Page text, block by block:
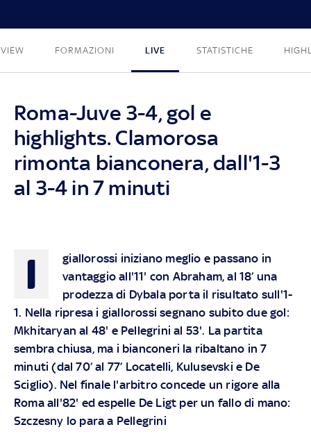
FORMAZIONI LIVE STATISTICHE
Roma-Juve 3-4, gol e
highlights. Clamorosa
rimonta bianconera, dall'1-3
al 3-4 in 7 minuti
I
giallorossi iniziano meglio e passano in
vantaggio all'11' con Abraham, al 18’ una
prodezza di Dybala porta il risultato sull'1-
1. Nella ripresa i giallorossi segnano subito due gol:
Mkhitaryan al 48' e Pellegrini al 53'. La partita
sembra chiusa, ma i bianconeri la ribaltano in 7
minuti (dal 70’ al 77’ Locatelli, Kulusevski e De
Sciglio). Nel finale l'arbitro concede un rigore alla
Roma all'82' ed espelle De Ligt per un fallo di mano:
Szczesny lo para a Pellegrini